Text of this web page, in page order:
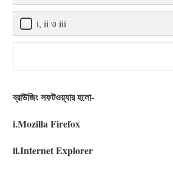
i, ii ও iii
ব্রাউজিং সফটওয়্যার হলো-
i.Mozilla Firefox
ii.Internet Explorer